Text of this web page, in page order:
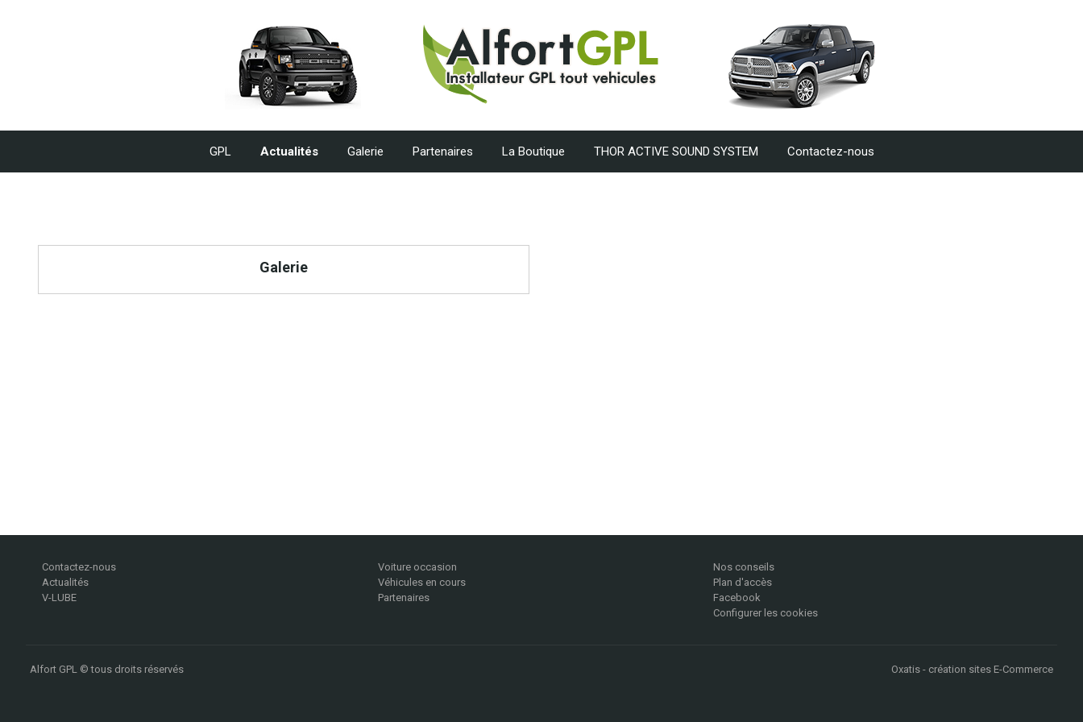
GPL Actualités Galerie Partenaires La Boutique THOR ACTIVE SOUND SYSTEM Contactez-nous
Galerie
Contactez-nous
Actualités
V-LUBE
Voiture occasion
Véhicules en cours
Partenaires
Nos conseils
Plan d'accès
Facebook
Configurer les cookies
Alfort GPL © tous droits réservés Oxatis - création sites E-Commerce